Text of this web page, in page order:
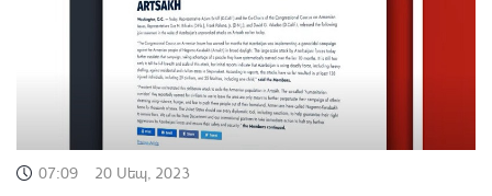
07:09 20 Սեպ, 2023